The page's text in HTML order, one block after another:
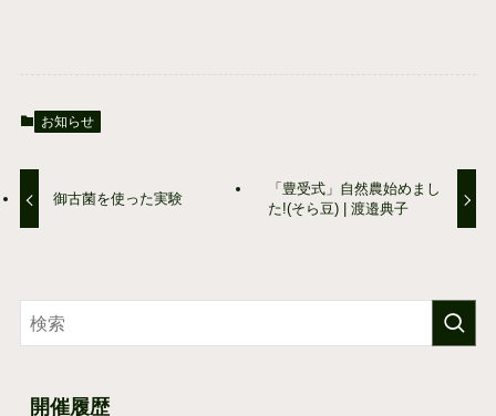
お知らせ
御古菌を使った実験
「豊受式」自然農始めまし
た!(そら豆) | 渡邉典子
開催履歴